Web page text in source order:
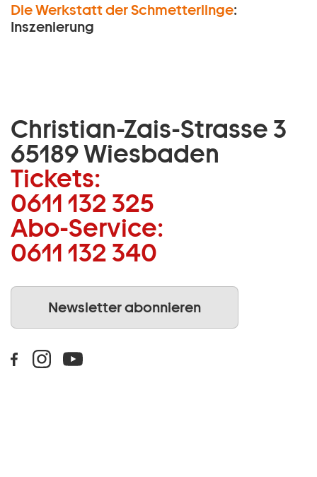
Die Werkstatt der Schmetterlinge:
Inszenierung
Christian-Zais-Strasse 3
65189 Wiesbaden
Tickets:
0611 132 325
Abo-Service:
0611 132 340
Newsletter abonnieren